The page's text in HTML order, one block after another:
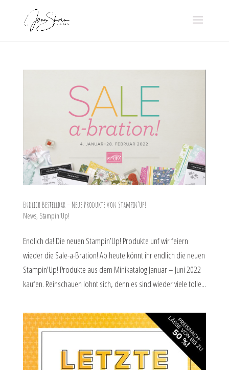
Endlich Bestellbar – Neue Produkte von Stampin’Up!
News, Stampin'Up!
Endlich da! Die neuen Stampin’Up! Produkte unf wir feiern
wieder die Sale-a-Bration! Ab heute könnt ihr endlich die neuen
Stampin’Up! Produkte aus dem Minikatalog Januar – Juni 2022
kaufen. Reinschauen lohnt sich, denn es sind wieder viele tolle...